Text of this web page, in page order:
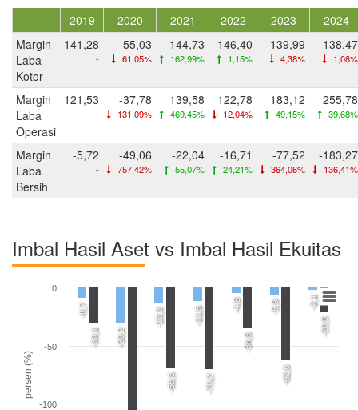
2019 2020 2021 2022 2023
2024
Margin
Laba
Kotor
141,28
-
55,03
61,05%
144,73
162,99%
146,40
1,15%
139,99
4,38%
138,47
1,08%
Margin
Laba
Operasi
121,53
-
-37,78
131,09%
139,58
469,45%
122,78
12,04%
183,12
49,15%
255,78
39,68%
Margin
Laba
Bersih
-5,72
-
-49,06
757,42%
-22,04
55,07%
-16,71
24,21%
-77,52
364,06%
-183,27
136,41%
Imbal Hasil Aset vs Imbal Hasil Ekuitas
persen (%)
-8,7
-30,2
-13,3 -11,5
-4,8 -5,9 -2,1
-30,1
-68,5 -70,2
-34,6
-62,6
-20,5
-100
-50
0